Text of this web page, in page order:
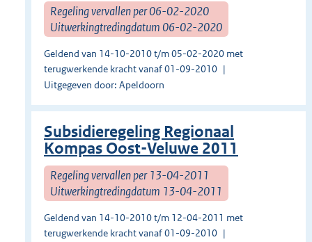
Regeling vervallen per 06-02-2020
Uitwerkingtredingdatum 06-02-2020
Geldend van 14-10-2010 t/m 05-02-2020 met
terugwerkende kracht vanaf 01-09-2010
Uitgegeven door: Apeldoorn
Subsidieregeling Regionaal
Kompas Oost-Veluwe 2011
Regeling vervallen per 13-04-2011
Uitwerkingtredingdatum 13-04-2011
Geldend van 14-10-2010 t/m 12-04-2011 met
terugwerkende kracht vanaf 01-09-2010